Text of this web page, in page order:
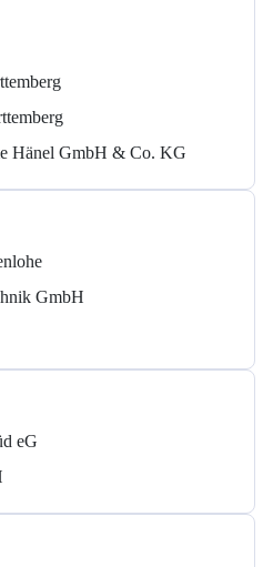
Hänel GmbH & Co. KG
GmbH
eG